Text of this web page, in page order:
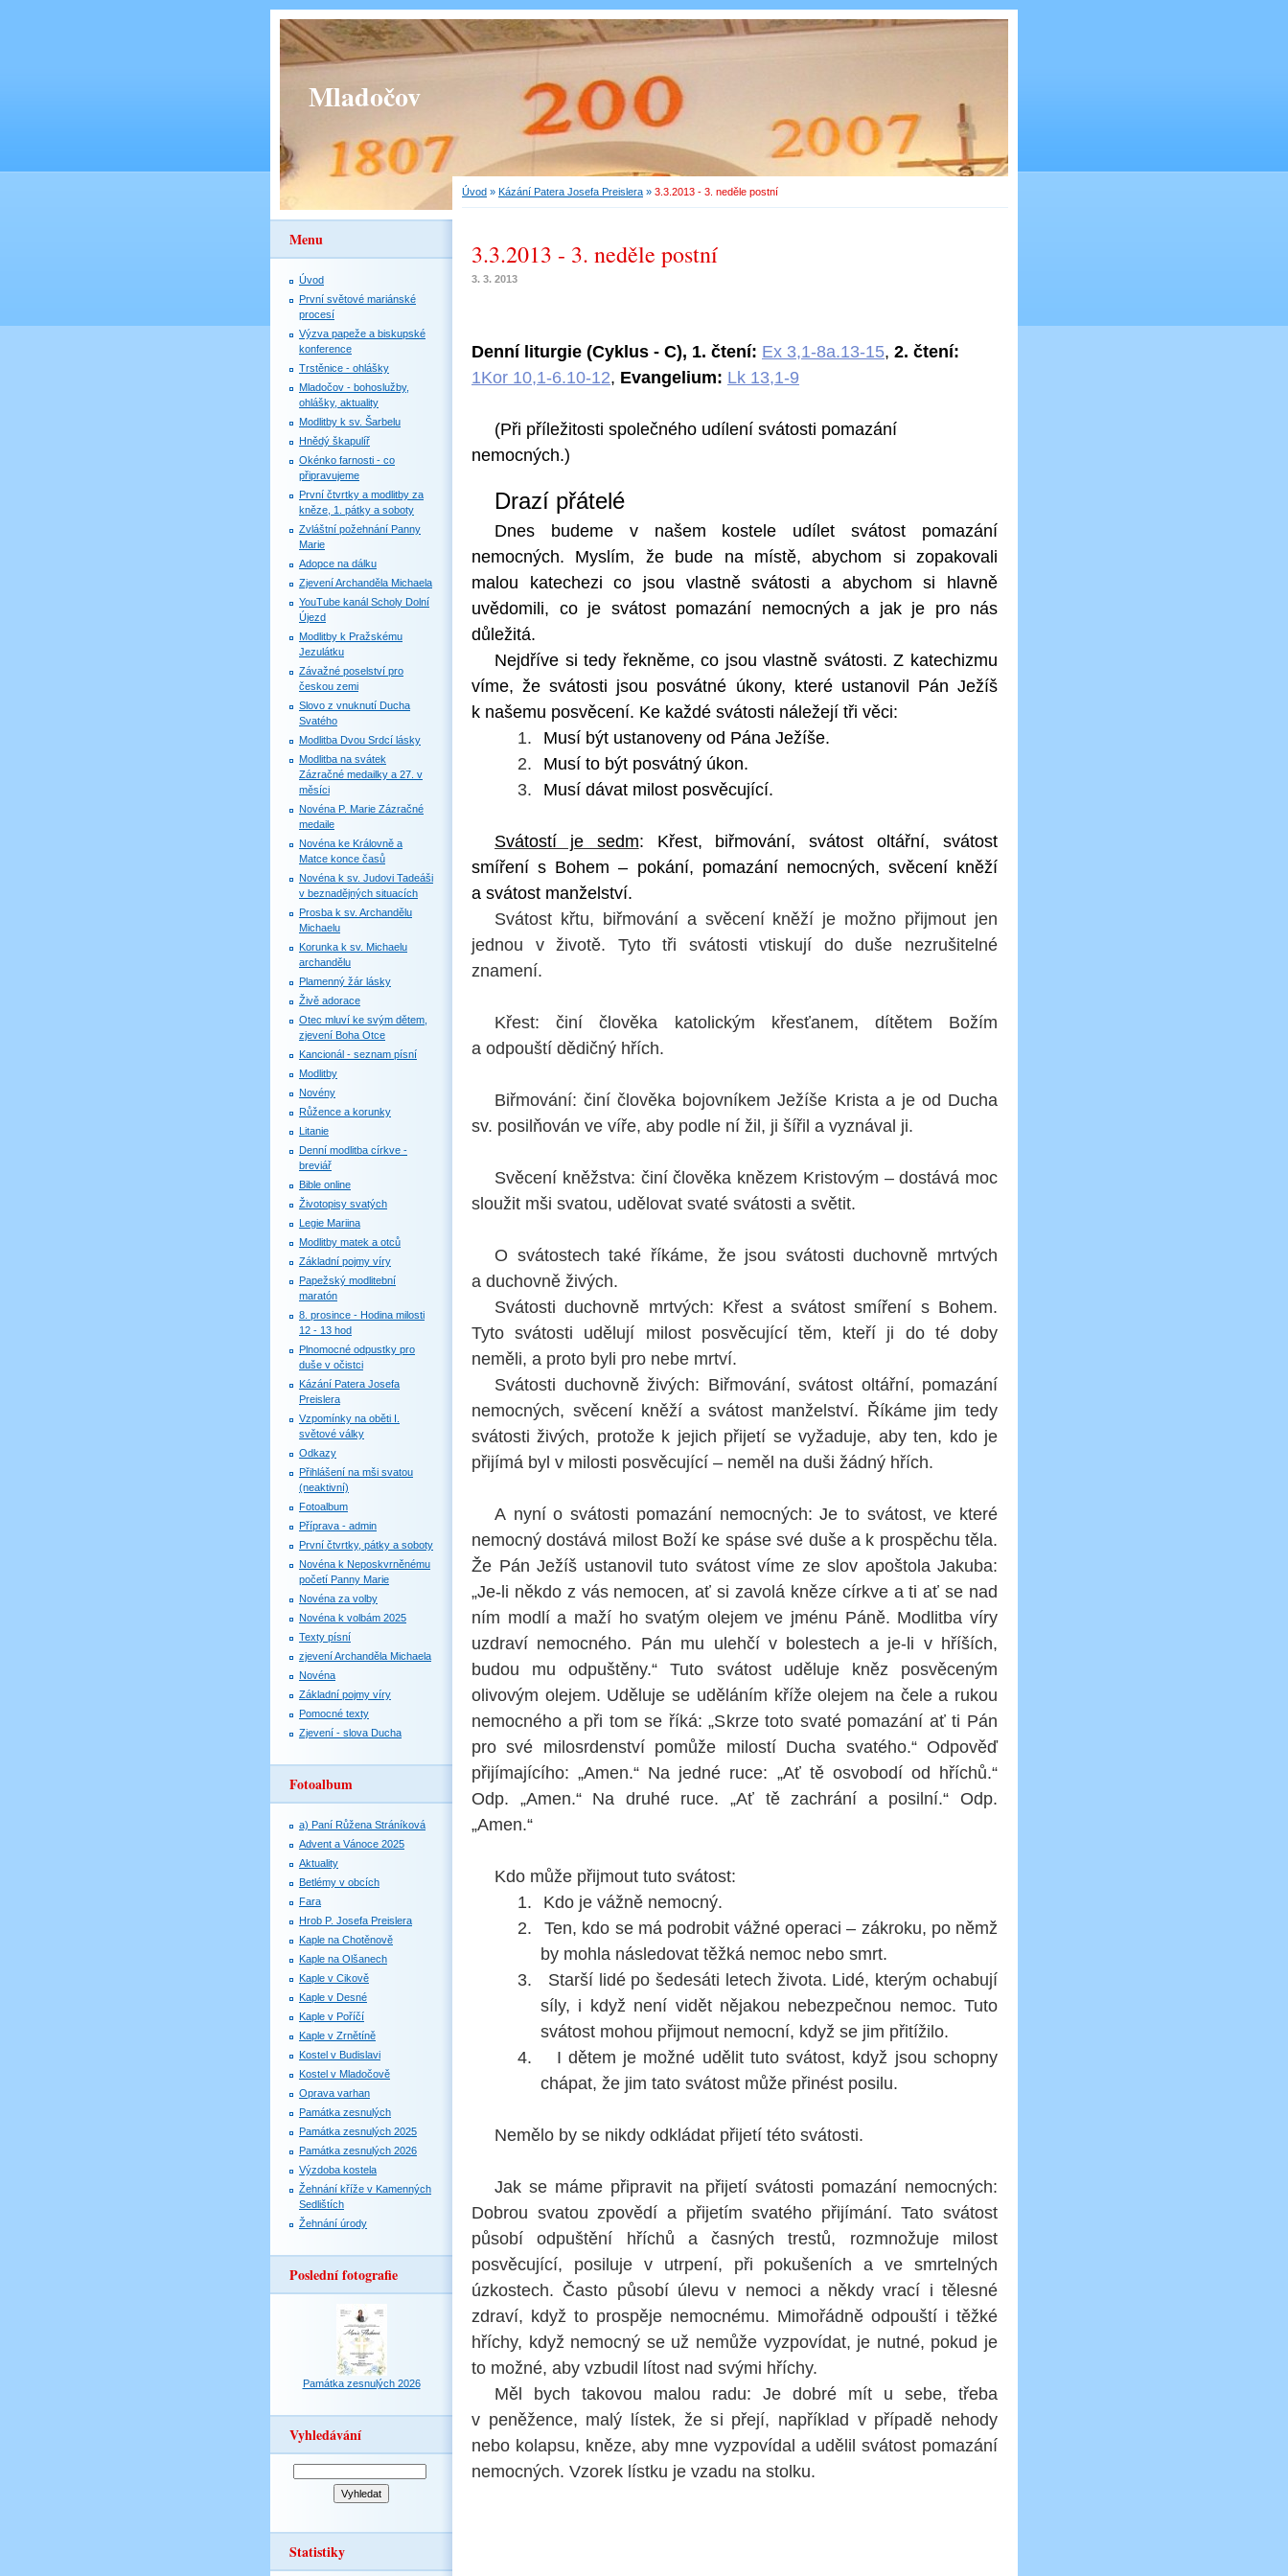
Mladočov
Úvod » Kázání Patera Josefa Preislera » 3.3.2013 - 3. neděle postní
3.3.2013 - 3. neděle postní
3. 3. 2013
Denní liturgie (Cyklus - C), 1. čtení: Ex 3,1-8a.13-15, 2. čtení:
1Kor 10,1-6.10-12, Evangelium: Lk 13,1-9
(Při příležitosti společného udílení svátosti pomazání
nemocných.)
Drazí přátelé
Dnes budeme v našem kostele udílet svátost pomazání
nemocných. Myslím, že bude na místě, abychom si zopakovali
malou katechezi co jsou vlastně svátosti a abychom si hlavně
uvědomili, co je svátost pomazání nemocných a jak je pro nás
důležitá.
Nejdříve si tedy řekněme, co jsou vlastně svátosti. Z katechizmu
víme, že svátosti jsou posvátné úkony, které ustanovil Pán Ježíš
k našemu posvěcení. Ke každé svátosti náležejí tři věci:
1.
Musí být ustanoveny od Pána Ježíše.
2.
Musí to být posvátný úkon.
3.
Musí dávat milost posvěcující.
Svátostí je sedm: Křest, biřmování, svátost oltářní, svátost
smíření s Bohem – pokání, pomazání nemocných, svěcení kněží
a svátost manželství.
Svátost křtu, biřmování a svěcení kněží je možno přijmout jen
jednou v životě. Tyto tři svátosti vtiskují do duše nezrušitelné
znamení.
Křest: činí člověka katolickým křesťanem, dítětem Božím
a odpouští dědičný hřích.
Biřmování: činí člověka bojovníkem Ježíše Krista a je od Ducha
sv. posilňován ve víře, aby podle ní žil, ji šířil a vyznával ji.
Svěcení kněžstva: činí člověka knězem Kristovým – dostává moc
sloužit mši svatou, udělovat svaté svátosti a světit.
O svátostech také říkáme, že jsou svátosti duchovně mrtvých
a duchovně živých.
Svátosti duchovně mrtvých: Křest a svátost smíření s Bohem.
Tyto svátosti udělují milost posvěcující těm, kteří ji do té doby
neměli, a proto byli pro nebe mrtví.
Svátosti duchovně živých: Biřmování, svátost oltářní, pomazání
nemocných, svěcení kněží a svátost manželství. Říkáme jim tedy
svátosti živých, protože k jejich přijetí se vyžaduje, aby ten, kdo je
přijímá byl v milosti posvěcující – neměl na duši žádný hřích.
A nyní o svátosti pomazání nemocných: Je to svátost, ve které
nemocný dostává milost Boží ke spáse své duše a k prospěchu těla.
Že Pán Ježíš ustanovil tuto svátost víme ze slov apoštola Jakuba:
„Je-li někdo z vás nemocen, ať si zavolá kněze církve a ti ať se nad
ním modlí a maží ho svatým olejem ve jménu Páně. Modlitba víry
uzdraví nemocného. Pán mu ulehčí v bolestech a je-li v hříších,
budou mu odpuštěny.“ Tuto svátost uděluje kněz posvěceným
olivovým olejem. Uděluje se uděláním kříže olejem na čele a rukou
nemocného a při tom se říká: „Skrze toto svaté pomazání ať ti Pán
pro své milosrdenství pomůže milostí Ducha svatého.“ Odpověď
přijímajícího: „Amen.“ Na jedné ruce: „Ať tě osvobodí od hříchů.“
Odp. „Amen.“ Na druhé ruce. „Ať tě zachrání a posilní.“ Odp.
„Amen.“
Kdo může přijmout tuto svátost:
1.
Kdo je vážně nemocný.
2.
Ten, kdo se má podrobit vážné operaci – zákroku, po němž
by mohla následovat těžká nemoc nebo smrt.
3.
Starší lidé po šedesáti letech života. Lidé, kterým ochabují
síly, i když není vidět nějakou nebezpečnou nemoc. Tuto
svátost mohou přijmout nemocní, když se jim přitížilo.
4.
I dětem je možné udělit tuto svátost, když jsou schopny
chápat, že jim tato svátost může přinést posilu.
Nemělo by se nikdy odkládat přijetí této svátosti.
Jak se máme připravit na přijetí svátosti pomazání nemocných:
Dobrou svatou zpovědí a přijetím svatého přijímání. Tato svátost
působí odpuštění hříchů a časných trestů, rozmnožuje milost
posvěcující, posiluje v utrpení, při pokušeních a ve smrtelných
úzkostech. Často působí úlevu v nemoci a někdy vrací i tělesné
zdraví, když to prospěje nemocnému. Mimořádně odpouští i těžké
hříchy, když nemocný se už nemůže vyzpovídat, je nutné, pokud je
to možné, aby vzbudil lítost nad svými hříchy.
Měl bych takovou malou radu: Je dobré mít u sebe, třeba
v peněžence, malý lístek, že si přejí, například v případě nehody
nebo kolapsu, kněze, aby mne vyzpovídal a udělil svátost pomazání
nemocných. Vzorek lístku je vzadu na stolku.
Menu
Úvod
První světové mariánské
procesí
Výzva papeže a biskupské
konference
Trstěnice - ohlášky
Mladočov - bohoslužby,
ohlášky, aktuality
Modlitby k sv. Šarbelu
Hnědý škapulíř
Okénko farnosti - co
připravujeme
První čtvrtky a modlitby za
kněze, 1. pátky a soboty
Zvláštní požehnání Panny
Marie
Adopce na dálku
Zjevení Archanděla Michaela
YouTube kanál Scholy Dolní
Újezd
Modlitby k Pražskému
Jezulátku
Závažné poselství pro
českou zemi
Slovo z vnuknutí Ducha
Svatého
Modlitba Dvou Srdcí lásky
Modlitba na svátek
Zázračné medailky a 27. v
měsíci
Novéna P. Marie Zázračné
medaile
Novéna ke Královně a
Matce konce časů
Novéna k sv. Judovi Tadeáši
v beznadějných situacích
Prosba k sv. Archandělu
Michaelu
Korunka k sv. Michaelu
archandělu
Plamenný žár lásky
Živě adorace
Otec mluví ke svým dětem,
zjevení Boha Otce
Kancionál - seznam písní
Modlitby
Novény
Růžence a korunky
Litanie
Denní modlitba církve -
breviář
Bible online
Životopisy svatých
Legie Mariina
Modlitby matek a otců
Základní pojmy víry
Papežský modlitební
maratón
8. prosince - Hodina milosti
12 - 13 hod
Plnomocné odpustky pro
duše v očistci
Kázání Patera Josefa
Preislera
Vzpomínky na oběti I.
světové války
Odkazy
Přihlášení na mši svatou
(neaktivní)
Fotoalbum
Příprava - admin
První čtvrtky, pátky a soboty
Novéna k Neposkvrněnému
početí Panny Marie
Novéna za volby
Novéna k volbám 2025
Texty písní
zjevení Archanděla Michaela
Novéna
Základní pojmy víry
Pomocné texty
Zjevení - slova Ducha
Fotoalbum
a) Paní Růžena Stráníková
Advent a Vánoce 2025
Aktuality
Betlémy v obcích
Fara
Hrob P. Josefa Preislera
Kaple na Chotěnově
Kaple na Olšanech
Kaple v Cikově
Kaple v Desné
Kaple v Poříčí
Kaple v Zrnětíně
Kostel v Budislavi
Kostel v Mladočově
Oprava varhan
Památka zesnulých
Památka zesnulých 2025
Památka zesnulých 2026
Výzdoba kostela
Žehnání kříže v Kamenných
Sedlištích
Žehnání úrody
Poslední fotografie
Památka zesnulých 2026
Vyhledávání
Statistiky